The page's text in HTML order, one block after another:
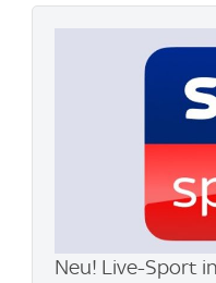
Neu! Live-Sport